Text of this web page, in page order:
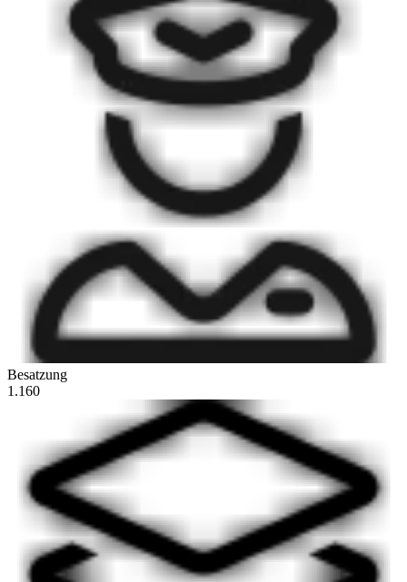
Besatzung
1.160